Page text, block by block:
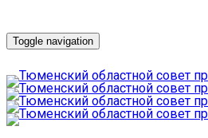
Toggle navigation